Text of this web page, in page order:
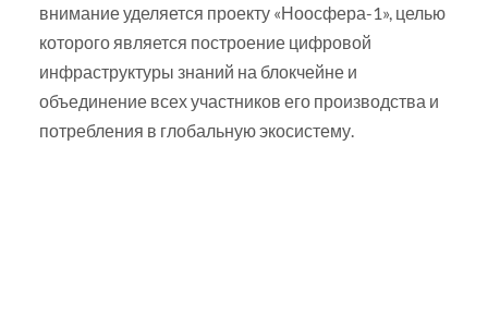
внимание уделяется проекту «Ноосфера-1», целью
которого является построение цифровой
инфраструктуры знаний на блокчейне и
объединение всех участников его производства и
потребления в глобальную экосистему.